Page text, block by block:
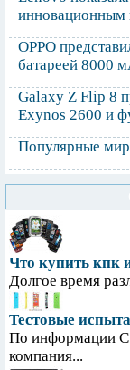
инновационным
OPPO
батареей 8000
Galaxy Z Flip 8
Exynos 2600 и
Популярные
Что купить кпк
Долгое время
Тестовые
По информации С
компания...